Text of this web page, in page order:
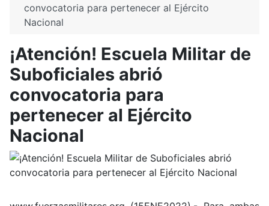
convocatoria para pertenecer al Ejército
Nacional
¡Atención! Escuela Militar de
Suboficiales abrió
convocatoria para
pertenecer al Ejército
Nacional